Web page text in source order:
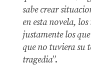
sabe crear
en esta novela,
justamente los
que no tuviera su
tragedia”.